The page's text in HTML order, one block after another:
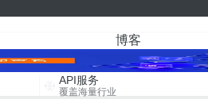
博客
API服务
覆盖海量行业